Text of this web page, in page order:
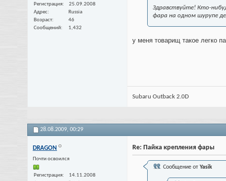
Регистрация
25.09.2008
Адрес
Russia
Возраст
46
Сообщений
1,432
Здравствуйте! Кто-
фара на одном шурупе
у меня товарищ такое легко
Subaru Outback 2.0D
28.08.2009, 00:29
DRAGON
Почти освоился
Регистрация
14.11.2008
Re: Пайка крепления фары
Сообщение от Yasik